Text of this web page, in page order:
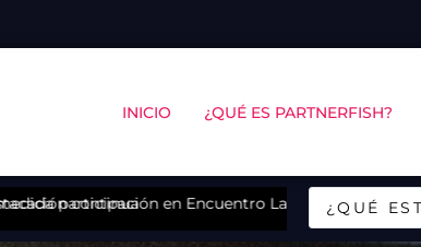
INICIO ¿QUÉ ES PARTNERFISH?
en Encuentro Latinoamericano de Bienestar
Sudvet